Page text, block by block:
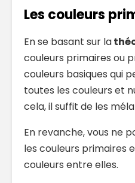
Les couleurs
En se basant sur la
couleurs primaires ou
couleurs basiques qui
toutes les couleurs et
cela, il suffit de les
En revanche, vous ne
les couleurs primaires
couleurs entre elles.